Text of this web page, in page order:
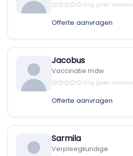
Nog geen reviews
Offerte aanvragen
Jacobus
Vaccinatie mdw
Nog geen reviews
Offerte aanvragen
Sarmila
Verpleegkundige